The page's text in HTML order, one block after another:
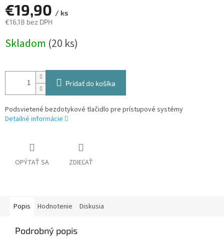
€19,90 / ks
€16,18 bez DPH
cena:
Skladom (20 ks)
Pridať do košíka
Podsvietené bezdotykové tlačidlo pre prístupové systémy
Detailné informácie
OPÝTAŤ SA ZDIEĽAŤ
Popis Hodnotenie Diskusia
Podrobný popis